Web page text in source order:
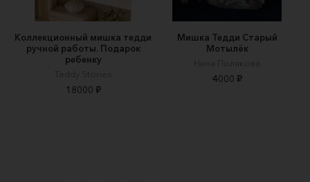
Коллекционный мишка тедди
ручной работы. Подарок
ребенку
Teddy Stories
18000 ₽
Мишка Тедди Старый
Мотылёк
Нина Полякова
4000 ₽